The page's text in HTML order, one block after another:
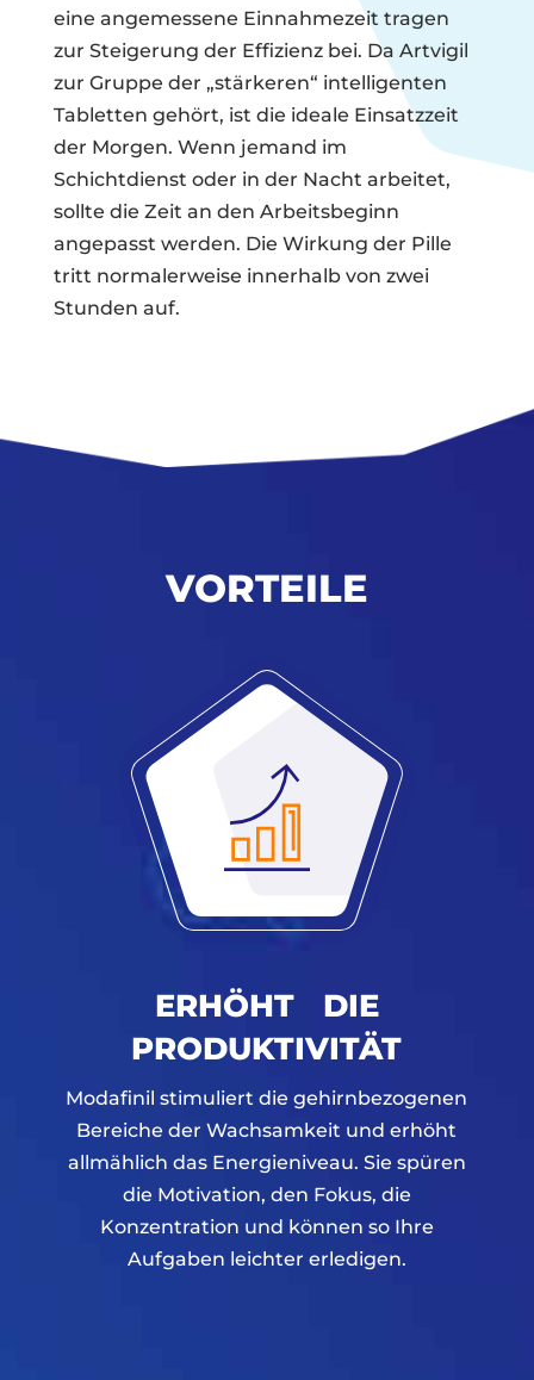
eine angemessene Einnahmezeit tragen
zur Steigerung der Effizienz bei. Da Artvigil
zur Gruppe der „stärkeren“ intelligenten
Tabletten gehört, ist die ideale Einsatzzeit
der Morgen. Wenn jemand im
Schichtdienst oder in der Nacht arbeitet,
sollte die Zeit an den Arbeitsbeginn
angepasst werden. Die Wirkung der Pille
tritt normalerweise innerhalb von zwei
Stunden auf.
VORTEILE
ERHÖHT DIE
PRODUKTIVITÄT
Modafinil stimuliert die gehirnbezogenen
Bereiche der Wachsamkeit und erhöht
allmählich das Energieniveau. Sie spüren
die Motivation, den Fokus, die
Konzentration und können so Ihre
Aufgaben leichter erledigen.